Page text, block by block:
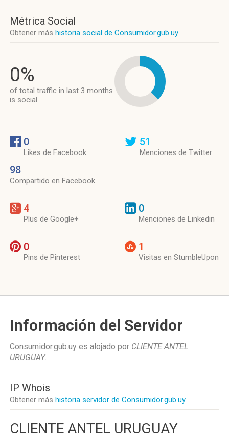
Métrica Social
Obtener más historia social de Consumidor.gub.uy
0%
of total traffic in last 3 months
is social
0
Likes de Facebook
98
Compartido en Facebook
51
Menciones de Twitter
4
Plus de Google+
0
Menciones de Linkedin
0
Pins de Pinterest
1
Visitas en StumbleUpon
Información del Servidor
Consumidor.gub.uy es alojado por CLIENTE ANTEL
URUGUAY.
IP Whois
Obtener más historia servidor de Consumidor.gub.uy
CLIENTE ANTEL URUGUAY